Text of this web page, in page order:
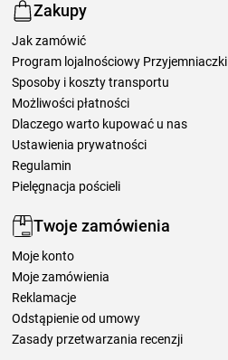
Zakupy
Jak zamówić
Program lojalnościowy Przyjemniaczki
Sposoby i koszty transportu
Możliwości płatności
Dlaczego warto kupować u nas
Ustawienia prywatności
Regulamin
Pielęgnacja pościeli
Twoje zamówienia
Moje konto
Moje zamówienia
Reklamacje
Odstąpienie od umowy
Zasady przetwarzania recenzji